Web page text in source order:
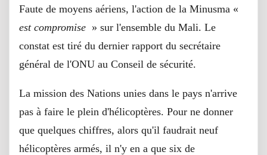
Faute de moyens aériens, l'action de la Minusma «
est compromise » sur l'ensemble du Mali. Le
constat est tiré du dernier rapport du secrétaire
général de l'ONU au Conseil de sécurité.
La mission des Nations unies dans le pays n'arrive
pas à faire le plein d'hélicoptères. Pour ne donner
que quelques chiffres, alors qu'il faudrait neuf
hélicoptères armés, il n'y en a que six de